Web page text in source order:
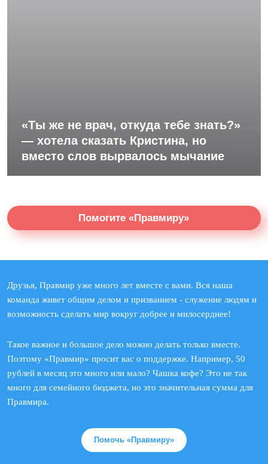
«Ты же не врач, откуда тебе знать?»
— хотела сказать Кристина, но
вместо слов вырвалось мычание
Помогите «Правмиру»
Друзья, Правмир уже много лет вместе с вами. Вся наша
команда живет общим делом и призванием - служение людям и
возможность сделать мир вокруг добрее и милосерднее!
Такое важное и большое дело можно делать только вместе.
Поэтому «Правмир» просит вас о поддержке. Например, 50
рублей в месяц это много или мало? Чашка кофе? Это не так
много для семейного бюджета, но это значительная сумма для
Правмира.
Помочь «Правмиру»